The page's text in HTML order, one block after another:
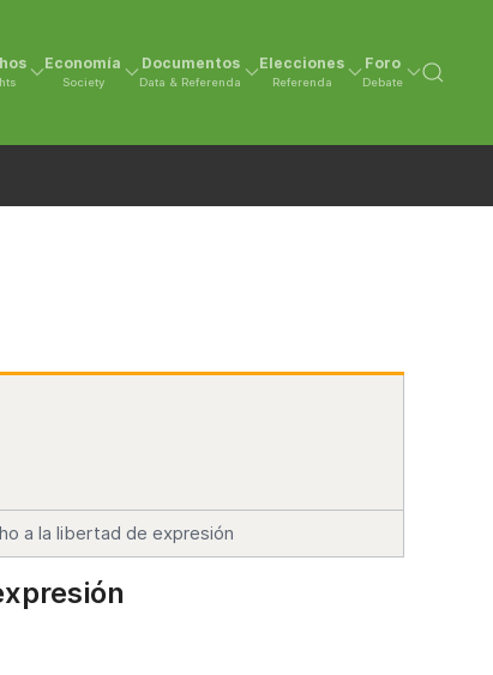
Economía
Society
Documentos
Data & Referenda
Elecciones
Referenda
Foro
Debate
a la libertad de expresión